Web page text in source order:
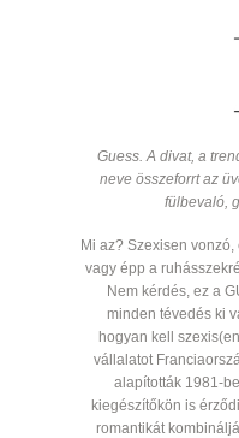
HÁZHOZSZÁLLÍTÁS 1 450 HUF
+ KOSÁRBA
Guess. A divat, a
neve összeforrt az
fülbevaló,
Mi az? Szexisen
vagy épp a
Nem kérdés, ez a
minden tévedés ki
hogyan kell
vállalatot
alapították 1981-
kiegészítőkön is
romantikát